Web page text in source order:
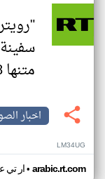
متنها 8 ألمان و10 فلبينيين
اخبار
LM34UG
ار تي• arabic.rt.com